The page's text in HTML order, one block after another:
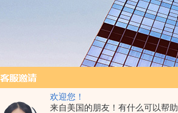
欢迎您！
来自美国的朋友！有什么可以帮助